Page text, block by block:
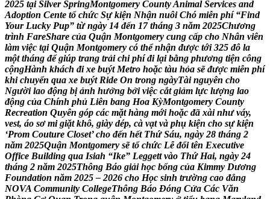
2025 tại Silver SpringMontgomery CountyAnimal Services and
Adoption Cente tổ chức Sự kiện Nhận nuôi Chó miễn phí “Find
Your Lucky Pup” từ ngày 14 đến 17 tháng 3 năm 2025Chương
trình FareShare của Quận Montgomery cung cấp cho Nhân viên
làm việc tại Quận Montgomery có thể nhận được tới 325 đô la
một tháng để giúp trang trải chi phí đi lại bằng phương tiện công
cộngHành khách đi xe buýt Metro hoặc tàu hỏa sẽ được miễn phí
khi chuyển qua xe buýt Ride On trong ngàyTài nguyên cho
Người lao động bị ảnh hưởng bởi việc cắt giảm lực lượng lao
động của Chính phủ Liên bang Hoa KỳMontgomery County
Recreation Quyên góp các mặt hàng mới hoặc đã xài như váy,
vest, áo sơ mi giặt khô, giày dép, cà vạt và phụ kiện cho sự kiện
‘Prom Couture Closet’ cho đến hết Thứ Sáu, ngày 28 tháng 2
năm 2025Quận Montgomery sẽ tổ chức Lễ đổi tên Executive
Office Building qua Isiah “Ike” Leggett vào Thứ Hai, ngày 24
tháng 2 năm 2025Thông Báo giải học bổng của Kimmy Dương
Foundation năm 2025 – 2026 cho Học sinh trường cao đẳng
NOVA Community CollegeThông Báo Đóng Cửa Các Văn